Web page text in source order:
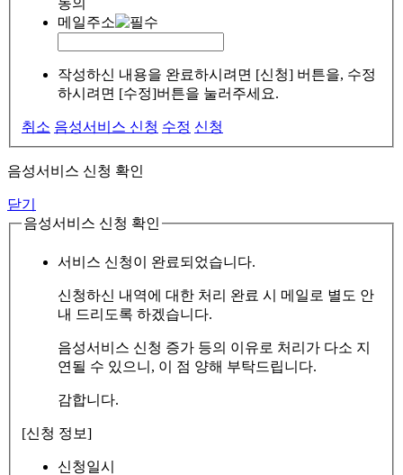
동의
메일주소
작성하신 내용을 완료하시려면 [신청] 버튼을, 수정
하시려면 [수정]버튼을 눌러주세요.
취소 음성서비스 신청 수정 신청
음성서비스 신청 확인
닫기
음성서비스 신청 확인
서비스 신청이 완료되었습니다.
신청하신 내역에 대한 처리 완료 시 메일로 별도 안
내 드리도록 하겠습니다.
음성서비스 신청 증가 등의 이유로 처리가 다소 지
연될 수 있으니, 이 점 양해 부탁드립니다.
감합니다.
[신청 정보]
신청일시